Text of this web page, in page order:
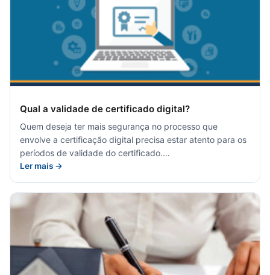
Qual a validade de certificado digital?
Quem deseja ter mais segurança no processo que
envolve a certificação digital precisa estar atento para os
períodos de validade do certificado.…
Ler mais →